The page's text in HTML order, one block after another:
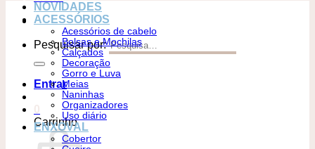
Pesquisar por:
Entrar
Carrinho
NOVIDADES
ACESSÓRIOS
Acessórios de cabelo
Bolsas e Mochilas
Calçados
Decoração
Gorro e Luva
Meias
Naninhas
Organizadores
Uso diário
ENXOVAL
Cobertor